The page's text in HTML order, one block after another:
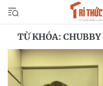
TỪ KHÓA: CHUBBY